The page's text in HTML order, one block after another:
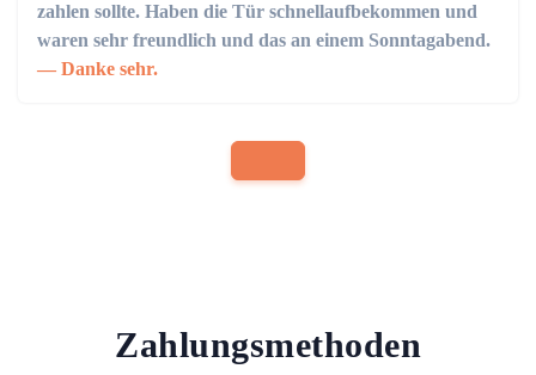
zahlen sollte. Haben die Tür schnellaufbekommen und
waren sehr freundlich und das an einem Sonntagabend.
Danke sehr.
Zahlungsmethoden